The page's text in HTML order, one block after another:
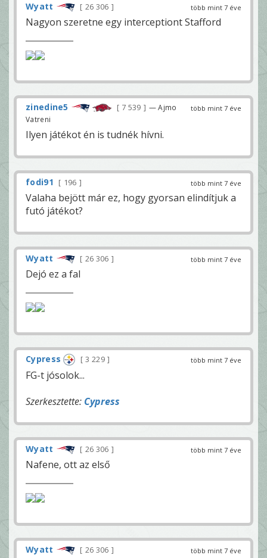
több mint 7 éve
Wyatt 26 306
Nagyon szeretne egy interceptiont Stafford
több mint 7 éve
zinedine5 7 539
— Ajmo
Vatreni
Ilyen játékot én is tudnék hívni.
több mint 7 éve
fodi91 196
Valaha bejött már ez, hogy gyorsan elindítjuk a
futó játékot?
több mint 7 éve
Wyatt 26 306
Dejó ez a fal
több mint 7 éve
Cypress 3 229
FG-t jósolok...
Szerkesztette: Cypress
több mint 7 éve
Wyatt 26 306
Nafene, ott az első
több mint 7 éve
Wyatt 26 306